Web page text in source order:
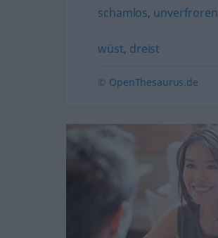
schamlos, unverfroren
wüst, dreist
© OpenThesaurus.de